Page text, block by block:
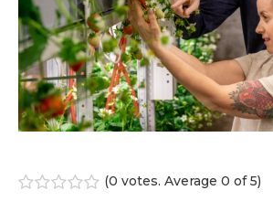
(0 votes. Average 0 of 5)